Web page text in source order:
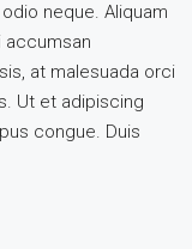
neque. Aliquam
accumsan
at malesuada orci
Ut et adipiscing
congue. Duis